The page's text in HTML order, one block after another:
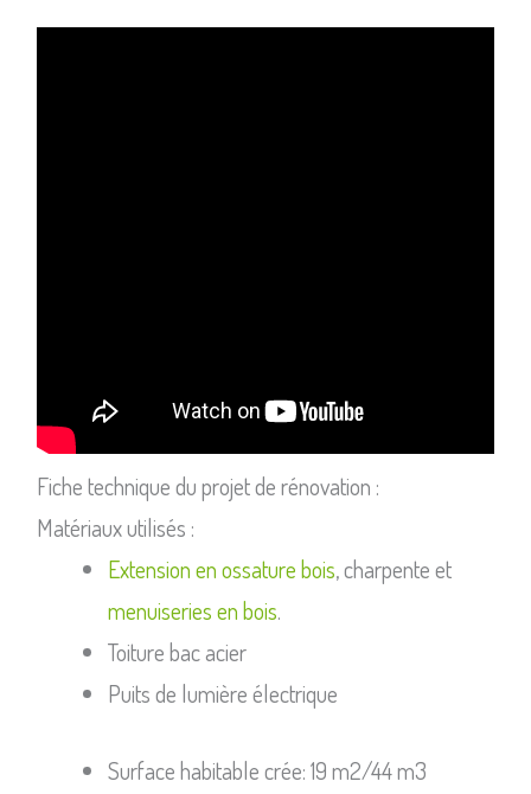
Fiche technique du projet de rénovation :
Matériaux utilisés :
Extension en ossature bois, charpente et
menuiseries en bois.
Toiture bac acier
Puits de lumière électrique
Surface habitable crée: 19 m2/44 m3